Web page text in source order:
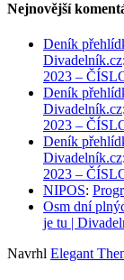
Nejnovější
Deník
Divadelník.cz:
2023 –
Deník
Divadelník.cz:
2023 –
Deník
Divadelník.cz:
2023 –
NIPOS:
Osm dní
je tu |
Navrhl Elegant